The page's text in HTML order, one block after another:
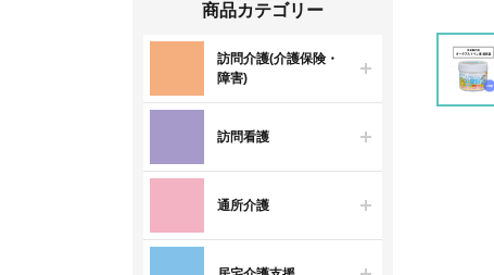
商品カテゴリー
訪問介護(介護保険・
障害)
訪問看護
通所介護